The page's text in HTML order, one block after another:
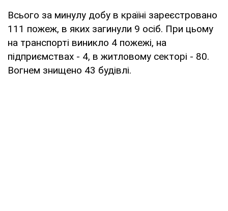
Всього за минулу добу в країні зареєстровано
111 пожеж, в яких загинули 9 осіб. При цьому
на транспорті виникло 4 пожежі, на
підприємствах - 4, в житловому секторі - 80.
Вогнем знищено 43 будівлі.